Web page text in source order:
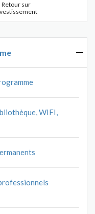
Retour sur
WIFI,